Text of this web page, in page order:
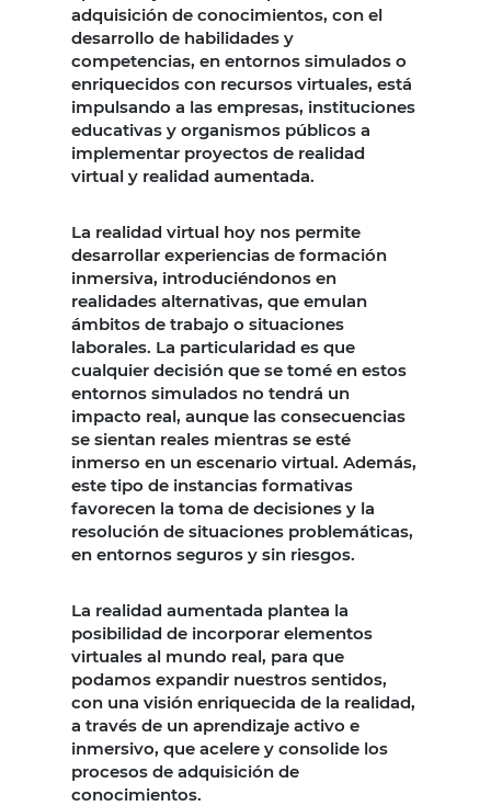
adquisición de conocimientos, con el
desarrollo de habilidades y
competencias, en entornos simulados o
enriquecidos con recursos virtuales, está
impulsando a las empresas, instituciones
educativas y organismos públicos a
implementar proyectos de realidad
virtual y realidad aumentada.
La realidad virtual hoy nos permite
desarrollar experiencias de formación
inmersiva, introduciéndonos en
realidades alternativas, que emulan
ámbitos de trabajo o situaciones
laborales. La particularidad es que
cualquier decisión que se tomé en estos
entornos simulados no tendrá un
impacto real, aunque las consecuencias
se sientan reales mientras se esté
inmerso en un escenario virtual. Además,
este tipo de instancias formativas
favorecen la toma de decisiones y la
resolución de situaciones problemáticas,
en entornos seguros y sin riesgos.
La realidad aumentada plantea la
posibilidad de incorporar elementos
virtuales al mundo real, para que
podamos expandir nuestros sentidos,
con una visión enriquecida de la realidad,
a través de un aprendizaje activo e
inmersivo, que acelere y consolide los
procesos de adquisición de
conocimientos.